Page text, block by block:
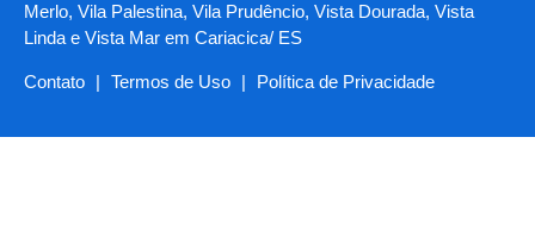
Merlo, Vila Palestina, Vila Prudêncio, Vista Dourada, Vista
Linda e Vista Mar em Cariacica/ ES
Contato | Termos de Uso | Política de Privacidade